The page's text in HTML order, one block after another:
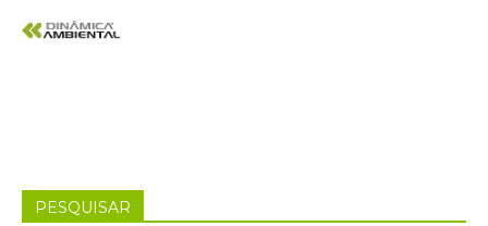
PESQUISAR